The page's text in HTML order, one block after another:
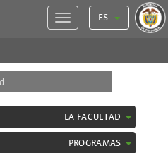
ES
LA FACULTAD
PROGRAMAS